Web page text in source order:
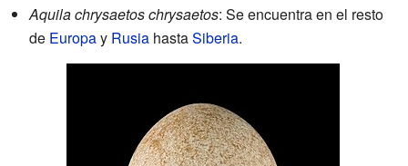
Aquila chrysaetos chrysaetos: Se encuentra en el resto
de Europay Rusia hastaSiberia.